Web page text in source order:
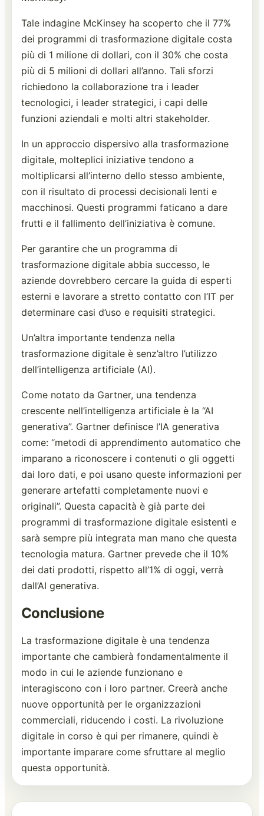
Tale indagine McKinsey ha scoperto che il 77%
dei programmi di trasformazione digitale costa
più di 1 milione di dollari, con il 30% che costa
più di 5 milioni di dollari all’anno. Tali sforzi
richiedono la collaborazione tra i leader
tecnologici, i leader strategici, i capi delle
funzioni aziendali e molti altri stakeholder.
In un approccio dispersivo alla trasformazione
digitale, molteplici iniziative tendono a
moltiplicarsi all’interno dello stesso ambiente,
con il risultato di processi decisionali lenti e
macchinosi. Questi programmi faticano a dare
frutti e il fallimento dell’iniziativa è comune.
Per garantire che un programma di
trasformazione digitale abbia successo, le
aziende dovrebbero cercare la guida di esperti
esterni e lavorare a stretto contatto con l’IT per
determinare casi d’uso e requisiti strategici.
Un’altra importante tendenza nella
trasformazione digitale è senz’altro l’utilizzo
dell’intelligenza artificiale (AI).
Come notato da Gartner, una tendenza
crescente nell’intelligenza artificiale è la “AI
generativa”. Gartner definisce l’IA generativa
come: “metodi di apprendimento automatico che
imparano a riconoscere i contenuti o gli oggetti
dai loro dati, e poi usano queste informazioni per
generare artefatti completamente nuovi e
originali”. Questa capacità è già parte dei
programmi di trasformazione digitale esistenti e
sarà sempre più integrata man mano che questa
tecnologia matura. Gartner prevede che il 10%
dei dati prodotti, rispetto all’1% di oggi, verrà
dall’AI generativa.
Conclusione
La trasformazione digitale è una tendenza
importante che cambierà fondamentalmente il
modo in cui le aziende funzionano e
interagiscono con i loro partner. Creerà anche
nuove opportunità per le organizzazioni
commerciali, riducendo i costi. La rivoluzione
digitale in corso è qui per rimanere, quindi è
importante imparare come sfruttare al meglio
questa opportunità.